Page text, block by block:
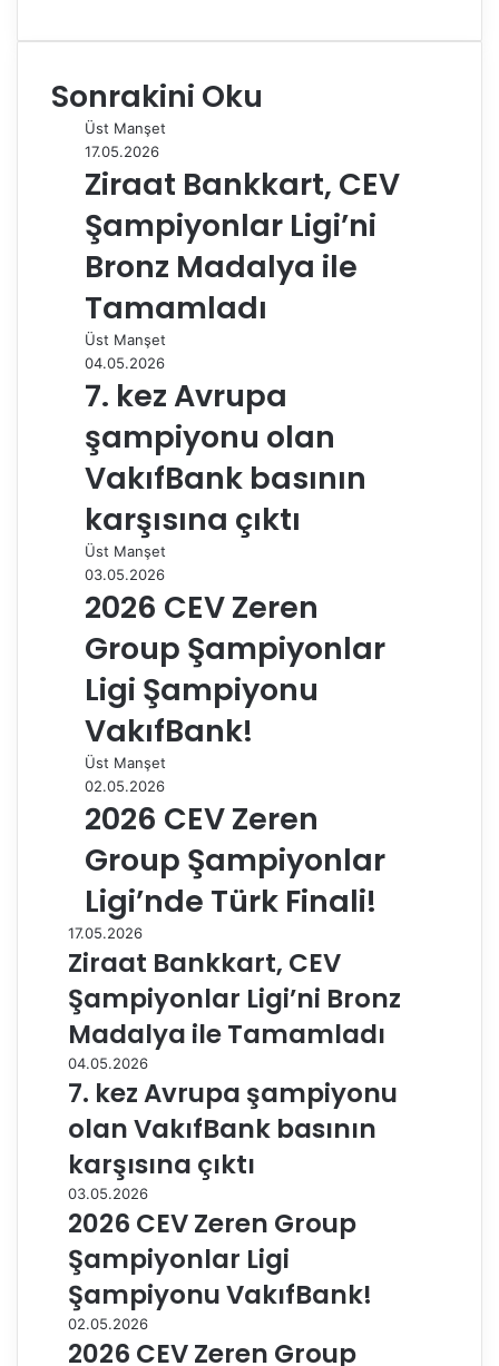
c
b
o
n
e
d
m
r
n
e
r
d
i
t
a
s
A
p
p
l
g
r
a
m
P
s
t
a
i
l
p
y
l
a
ş
z
ı
r
Sonrakini Oku
Üst Manşet
17.05.2026
Ziraat Bankkart, CEV
Şampiyonlar Ligi’ni
Bronz Madalya ile
Tamamladı
Üst Manşet
04.05.2026
7. kez Avrupa
şampiyonu olan
VakıfBank basının
karşısına çıktı
Üst Manşet
03.05.2026
2026 CEV Zeren
Group Şampiyonlar
Ligi Şampiyonu
VakıfBank!
Üst Manşet
02.05.2026
2026 CEV Zeren
Group Şampiyonlar
Ligi’nde Türk Finali!
17.05.2026
Ziraat Bankkart, CEV
Şampiyonlar Ligi’ni Bronz
Madalya ile Tamamladı
04.05.2026
7. kez Avrupa şampiyonu
olan VakıfBank basının
karşısına çıktı
03.05.2026
2026 CEV Zeren Group
Şampiyonlar Ligi
Şampiyonu VakıfBank!
02.05.2026
2026 CEV Zeren Group